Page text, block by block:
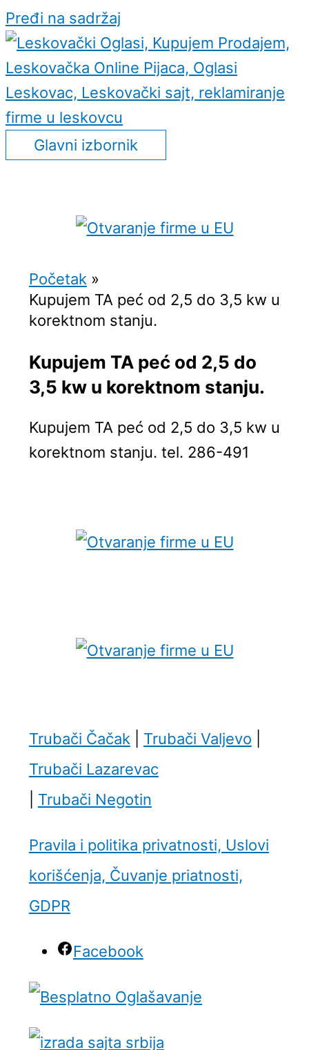
Pređi na sadržaj
Glavni izbornik
Početak
Kupujem TA peć od 2,5 do 3,5 kw u
korektnom stanju.
Kupujem TA peć od 2,5 do
3,5 kw u korektnom stanju.
Kupujem TA peć od 2,5 do 3,5 kw u
korektnom stanju. tel. 286-491
Trubači Čačak Trubači Valjevo
Trubači Lazarevac
Trubači Negotin
Pravila i politika privatnosti, Uslovi
korišćenja, Čuvanje priatnosti,
GDPR
Facebook